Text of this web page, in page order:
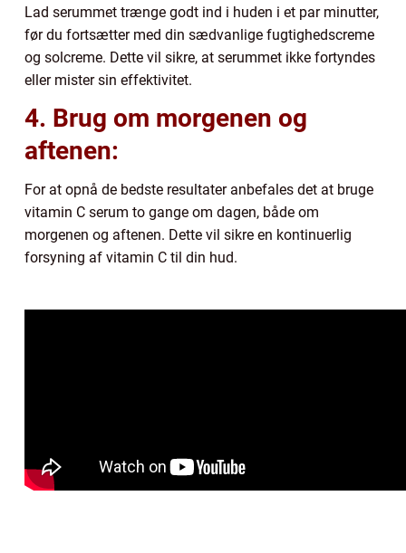
Lad serummet trænge godt ind i huden i et par minutter,
før du fortsætter med din sædvanlige fugtighedscreme
og solcreme. Dette vil sikre, at serummet ikke fortyndes
eller mister sin effektivitet.
4. Brug om morgenen og
aftenen:
For at opnå de bedste resultater anbefales det at bruge
vitamin C serum to gange om dagen, både om
morgenen og aftenen. Dette vil sikre en kontinuerlig
forsyning af vitamin C til din hud.